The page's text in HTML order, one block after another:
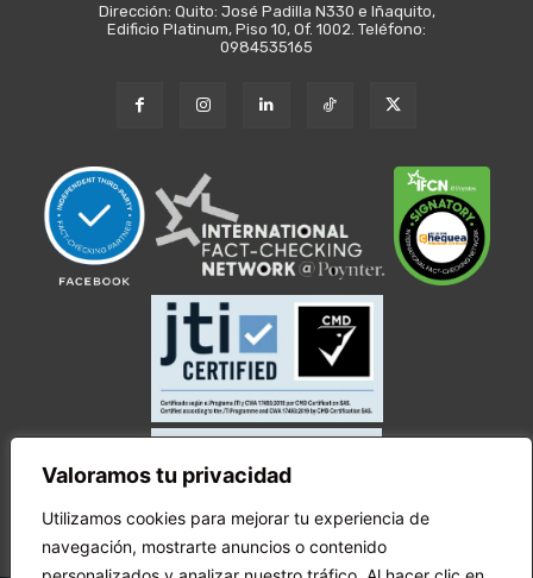
Valoramos tu privacidad
Utilizamos cookies para mejorar tu experiencia de
navegación, mostrarte anuncios o contenido
Dirección: Quito: José Padilla N330 e Iñaquito,
Edificio Platinum, Piso 10, Of. 1002. Teléfono:
0984535165